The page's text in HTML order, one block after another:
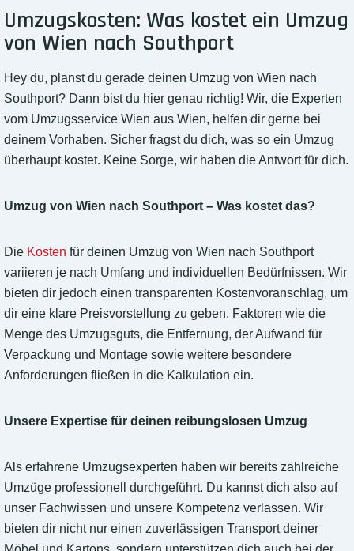
Umzugskosten: Was kostet ein Umzug
von Wien nach Southport
Hey du, planst du gerade deinen Umzug von Wien nach
Southport? Dann bist du hier genau richtig! Wir, die Experten
vom Umzugsservice Wien aus Wien, helfen dir gerne bei
deinem Vorhaben. Sicher fragst du dich, was so ein Umzug
überhaupt kostet. Keine Sorge, wir haben die Antwort für dich.
Umzug von Wien nach Southport – Was kostet das?
Die Kosten für deinen Umzug von Wien nach Southport
variieren je nach Umfang und individuellen Bedürfnissen. Wir
bieten dir jedoch einen transparenten Kostenvoranschlag, um
dir eine klare Preisvorstellung zu geben. Faktoren wie die
Menge des Umzugsguts, die Entfernung, der Aufwand für
Verpackung und Montage sowie weitere besondere
Anforderungen fließen in die Kalkulation ein.
Unsere Expertise für deinen reibungslosen Umzug
Als erfahrene Umzugsexperten haben wir bereits zahlreiche
Umzüge professionell durchgeführt. Du kannst dich also auf
unser Fachwissen und unsere Kompetenz verlassen. Wir
bieten dir nicht nur einen zuverlässigen Transport deiner